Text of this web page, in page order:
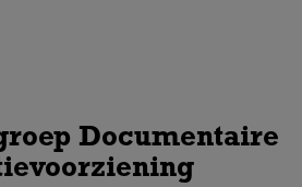
Documentaire